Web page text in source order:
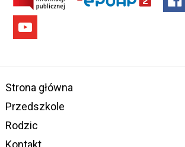
Strona główna
Przedszkole
Rodzic
Kontakt